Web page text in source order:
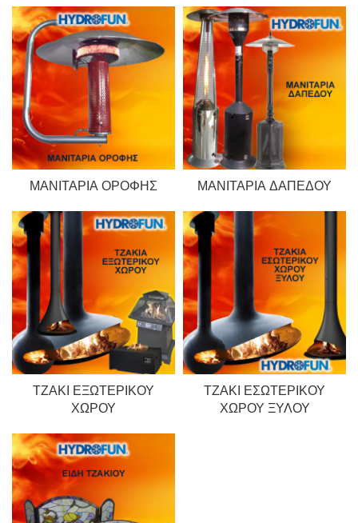
ΜΑΝΙΤΆΡΙΑ ΟΡΟΦΉΣ ΜΑΝΙΤΆΡΙΑ ΔΑΠΈΔΟΥ
ΤΖΆΚΙ ΕΞΩΤΕΡΙΚΟΎ
ΧΏΡΟΥ
ΤΖΆΚΙ ΕΣΩΤΕΡΙΚΟΎ
ΧΏΡΟΥ ΞΎΛΟΥ